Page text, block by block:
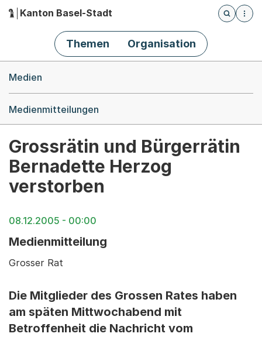
Hauptnavigation
Kanton Basel-Stadt
Öffnet
Themen Organisation
Medien
Medienmitteilungen
Grossrätin und Bürgerrätin
Bernadette Herzog
verstorben
08.12.2005 - 00:00
Medienmitteilung
Grosser Rat
Die Mitglieder des Grossen Rates haben
am späten Mittwochabend mit
Betroffenheit die Nachricht vom